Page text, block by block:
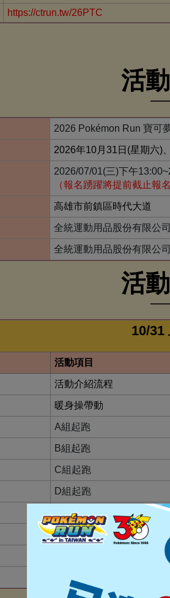
https://ctrun.tw/26PTC
活
2026 Pokémon Run 寶可
2026年10月31日(星期六)
2026/07/01(三)下午
（報名踴躍將提前截止報名
高雄市前鎮區時代大道
全統運動用品股份有限公司
全統運動用品股份有限公司
活
10/31
活動項目
活動介紹流程
暖身操帶動
A組起跑
B組起跑
C組起跑
D組起跑
E組起跑
起跑點關閉